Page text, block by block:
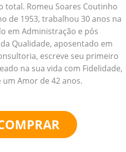
total. Romeu Soares Coutinho
de 1953, trabalhou 30 anos na
em Administração e pós
Qualidade, aposentado em
escreve seu primeiro
na sua vida com Fidelidade,
Amor de 42 anos.